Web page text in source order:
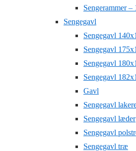
Sengerammer –
Sengegavl
Sengegavl
Sengegavl
Sengegavl
Sengegavl
Gavl
Sengegavl
Sengegavl læder
Sengegavl
Sengegavl træ